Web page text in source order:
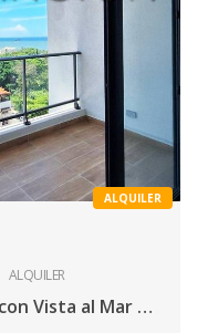
ALQUILER
ALQUILER
Apartamento con Vista al Mar en Alquiler | 2 Hab. | Piso 10 | Av. George Washington